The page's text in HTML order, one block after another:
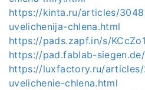
https://kinta.ru/articles/
uvelichenija-chlena.html
https://pads.zapf.in/s/
https://pad.fablab-
https://luxfactory.ru/
uvelichenie-chlena.html